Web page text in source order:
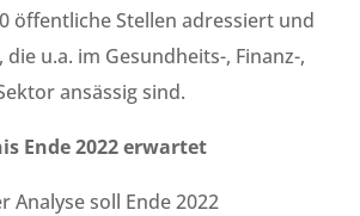
öffentliche Stellen adressiert und
u.a. im Gesundheits-, Finanz-,
ansässig sind.
Ende 2022 erwartet
Analyse soll Ende 2022